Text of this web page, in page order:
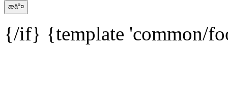
{/if} {template 'common/